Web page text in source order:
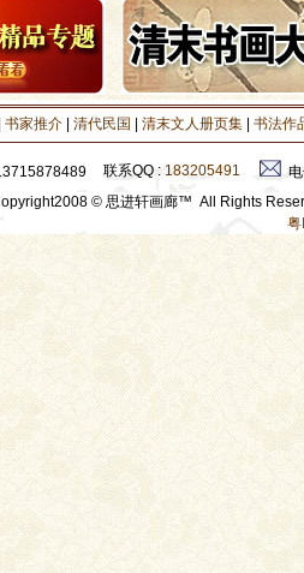
书家推介 清代民国 清末文人册页集 书法作
联系QQ : 183205491
© 思进轩画廊™ All Rights